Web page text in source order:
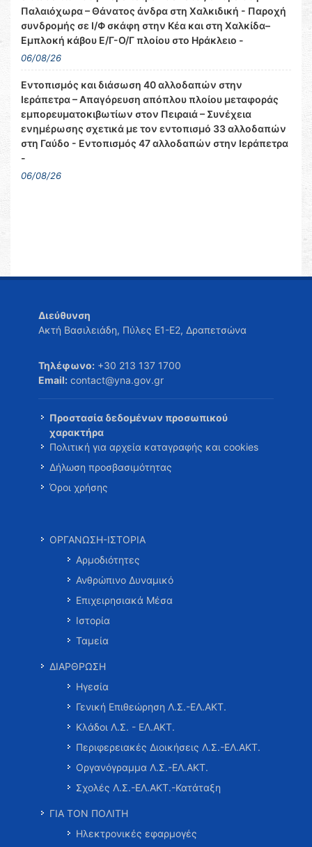
Παλαιόχωρα – Θάνατος άνδρα στη Χαλκιδική - Παροχή
συνδρομής σε Ι/Φ σκάφη στην Κέα και στη Χαλκίδα–
Εμπλοκή κάβου Ε/Γ-Ο/Γ πλοίου στο Ηράκλειο -
06/08/26
Εντοπισμός και διάσωση 40 αλλοδαπών στην
Ιεράπετρα – Απαγόρευση απόπλου πλοίου μεταφοράς
εμπορευματοκιβωτίων στον Πειραιά – Συνέχεια
ενημέρωσης σχετικά με τον εντοπισμό 33 αλλοδαπών
στη Γαύδο - Εντοπισμός 47 αλλοδαπών στην Ιεράπετρα
-
06/08/26
Διεύθυνση
Ακτή Βασιλειάδη, Πύλες Ε1-Ε2, Δραπετσώνα
Τηλέφωνο: +30 213 137 1700
Email: contact@yna.gov.gr
Προστασία δεδομένων προσωπικού
χαρακτήρα
Πολιτική για αρχεία καταγραφής και cookies
Δήλωση προσβασιμότητας
Όροι χρήσης
ΟΡΓΑΝΩΣΗ-ΙΣΤΟΡΙΑ
Αρμοδιότητες
Ανθρώπινο Δυναμικό
Επιχειρησιακά Μέσα
Ιστορία
Ταμεία
ΔΙΑΡΘΡΩΣΗ
Ηγεσία
Γενική Επιθεώρηση Λ.Σ.-ΕΛ.ΑΚΤ.
Κλάδοι Λ.Σ. - ΕΛ.ΑΚΤ.
Περιφερειακές Διοικήσεις Λ.Σ.-ΕΛ.ΑΚΤ.
Οργανόγραμμα Λ.Σ.-ΕΛ.ΑΚΤ.
Σχολές Λ.Σ.-ΕΛ.ΑΚΤ.-Κατάταξη
ΓΙΑ ΤΟΝ ΠΟΛΙΤΗ
Ηλεκτρονικές εφαρμογές